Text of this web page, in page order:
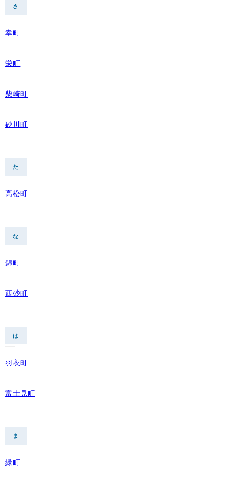
さ
幸町
栄町
柴崎町
砂川町
た
高松町
な
錦町
西砂町
は
羽衣町
富士見町
ま
緑町